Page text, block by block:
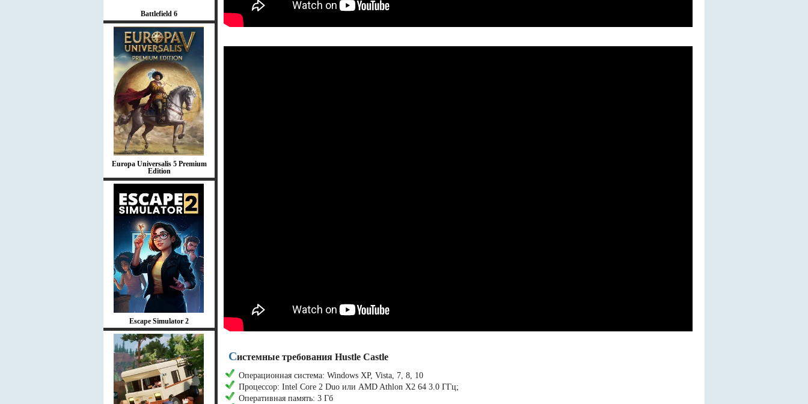
Battlefield 6
Europa Universalis 5 Premium
Edition
Escape Simulator 2
Системные требования Hustle Castle
Операционная система: Windows XP, Vista, 7, 8, 10
Процессор: Intel Core 2 Duo или AMD Athlon X2 64 3.0 ГГц;
Оперативная память: 3 Гб